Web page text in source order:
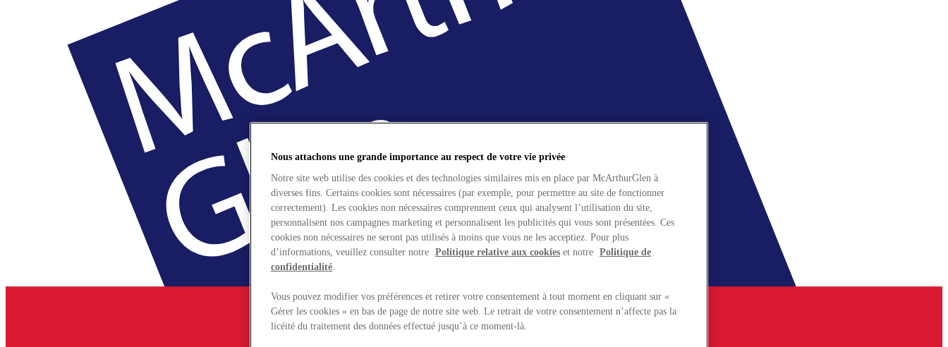
Nous attachons une grande importance au respect de votre vie privée
Notre site web utilise des cookies et des technologies similaires mis en place par McArthurGlen à
diverses fins. Certains cookies sont nécessaires (par exemple, pour permettre au site de fonctionner
correctement). Les cookies non nécessaires comprennent ceux qui analysent l’utilisation du site,
personnalisent nos campagnes marketing et personnalisent les publicités qui vous sont présentées. Ces
cookies non nécessaires ne seront pas utilisés à moins que vous ne les acceptiez. Pour plus
d’informations, veuillez consulter notre Politique relative aux cookies et notre Politique de
confidentialité.
Vous pouvez modifier vos préférences et retirer votre consentement à tout moment en cliquant sur «
Gérer les cookies » en bas de page de notre site web. Le retrait de votre consentement n’affecte pas la
licéité du traitement des données effectué jusqu’à ce moment-là.